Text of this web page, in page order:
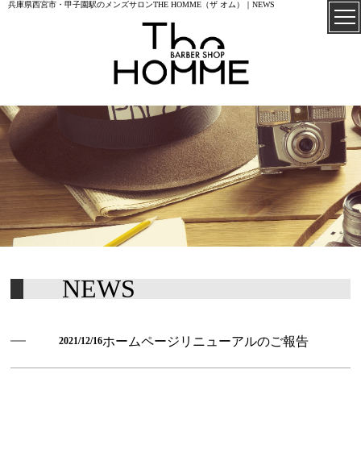
兵庫県西宮市・甲子園駅のメンズサロンTHE HOMME（ザ オム）｜NEWS
TOP
ABOUT US
NEWS
2021/12/16ホームページリニューアルのご報告